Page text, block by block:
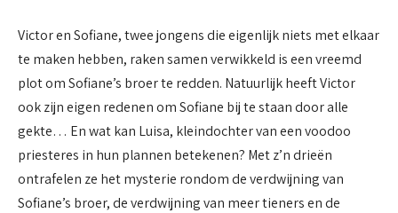
Victor en Sofiane, twee jongens die eigenlijk niets met elkaar
te maken hebben, raken samen verwikkeld is een vreemd
plot om Sofiane’s broer te redden. Natuurlijk heeft Victor
ook zijn eigen redenen om Sofiane bij te staan door alle
gekte… En wat kan Luisa, kleindochter van een voodoo
priesteres in hun plannen betekenen? Met z’n drieën
ontrafelen ze het mysterie rondom de verdwijning van
Sofiane’s broer, de verdwijning van meer tieners en de